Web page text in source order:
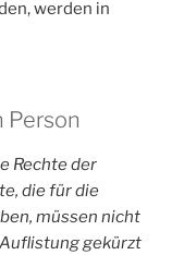
werden in
Rechte der
die für die
müssen nicht
gekürzt